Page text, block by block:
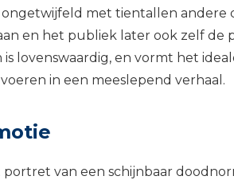
met tientallen andere
en het publiek later ook zelf de
is lovenswaardig, en vormt het
in een meeslepend verhaal.
van een schijnbaar